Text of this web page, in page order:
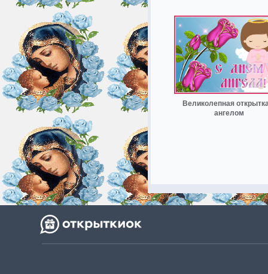
Великолепная
ангелом